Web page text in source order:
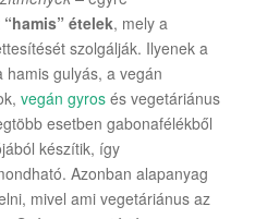
“hamis” ételek, mely a
szolgálják. Ilyenek a
gulyás, a vegán
vegán gyros és vegetáriánus
esetben gabonafélékből
készítik, így
Azonban alapanyag
mivel ami vegetáriánus az